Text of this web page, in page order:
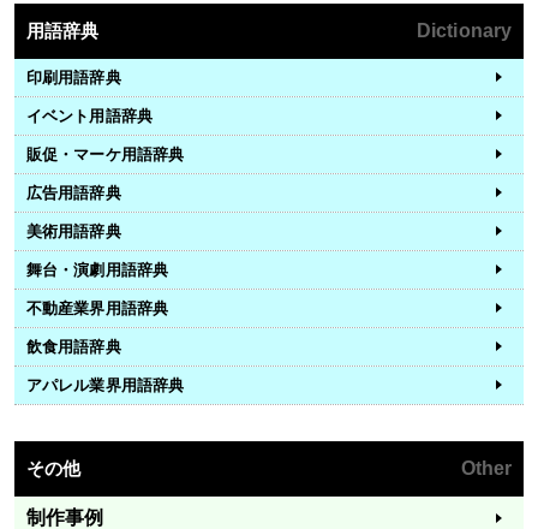
用語辞典 Dictionary
印刷用語辞典
イベント用語辞典
販促・マーケ用語辞典
広告用語辞典
美術用語辞典
舞台・演劇用語辞典
不動産業界用語辞典
飲食用語辞典
アパレル業界用語辞典
その他 Other
制作事例